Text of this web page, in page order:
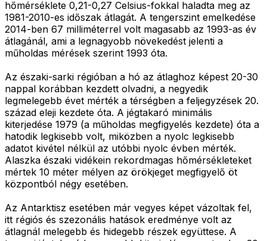
hőmérséklete 0,21-0,27 Celsius-fokkal haladta meg az
1981-2010-es időszak átlagát. A tengerszint emelkedése
2014-ben 67 milliméterrel volt magasabb az 1993-as év
átlagánál, ami a legnagyobb növekedést jelenti a
műholdas mérések szerint 1993 óta.
Az északi-sarki régióban a hó az átlaghoz képest 20-30
nappal korábban kezdett olvadni, a negyedik
legmelegebb évet mérték a térségben a feljegyzések 20.
század eleji kezdete óta. A jégtakaró minimális
kiterjedése 1979 (a műholdas megfigyelés kezdete) óta a
hatodik legkisebb volt, miközben a nyolc legkisebb
adatot kivétel nélkül az utóbbi nyolc évben mérték.
Alaszka északi vidékein rekordmagas hőmérsékleteket
mértek 10 méter mélyen az örökjeget megfigyelő öt
központból négy esetében.
Az Antarktisz esetében már vegyes képet vázoltak fel,
itt régiós és szezonális hatások eredménye volt az
átlagnál melegebb és hidegebb részek együttese. A